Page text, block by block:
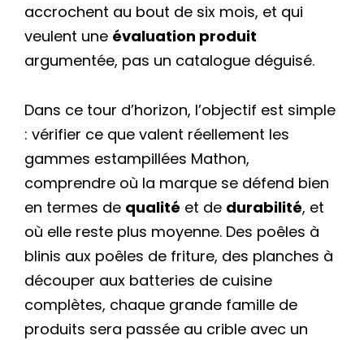
accrochent au bout de six mois, et qui
veulent une évaluation produit
argumentée, pas un catalogue déguisé.
Dans ce tour d’horizon, l’objectif est simple
: vérifier ce que valent réellement les
gammes estampillées Mathon,
comprendre où la marque se défend bien
en termes de qualité et de durabilité, et
où elle reste plus moyenne. Des poêles à
blinis aux poêles de friture, des planches à
découper aux batteries de cuisine
complètes, chaque grande famille de
produits sera passée au crible avec un